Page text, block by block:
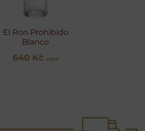
El Ron Prohibido
Blanco
640 Kč s DPH